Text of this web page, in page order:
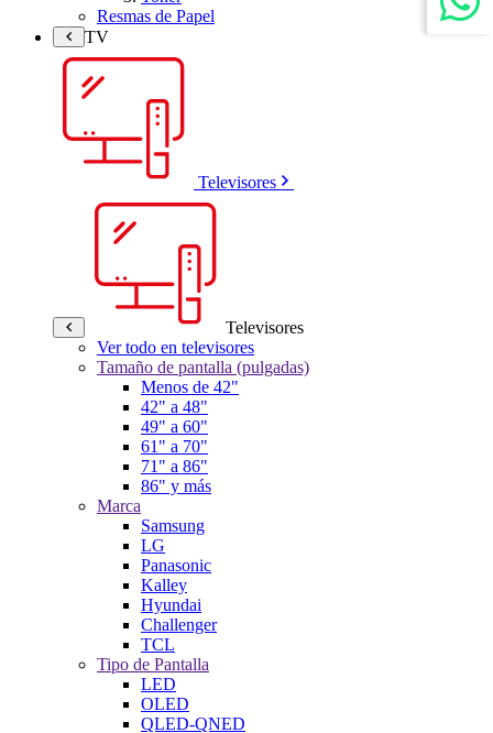
Resmas de Papel
TV
Televisores
Televisores
Ver todo en televisores
Tamaño de pantalla (pulgadas)
Menos de 42"
42" a 48"
49" a 60"
61" a 70"
71" a 86"
86" y más
Marca
Samsung
LG
Panasonic
Kalley
Hyundai
Challenger
TCL
Tipo de Pantalla
LED
OLED
QLED-QNED